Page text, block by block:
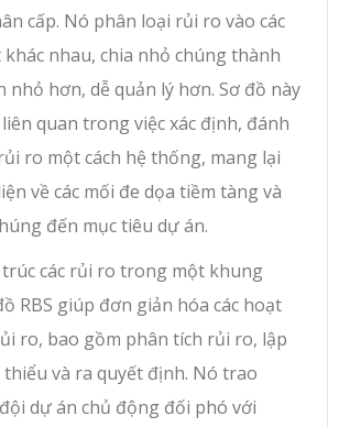
cấp. Nó phân loại rủi ro vào các
nhau, chia nhỏ chúng thành
nhỏ hơn, dễ quản lý hơn. Sơ đồ này
quan trong việc xác định, đánh
ro một cách hệ thống, mang lại
về các mối đe dọa tiềm tàng và
đến mục tiêu dự án.
trúc các rủi ro trong một khung
RBS giúp đơn giản hóa các hoạt
ro, bao gồm phân tích rủi ro, lập
thiểu và ra quyết định. Nó trao
dự án chủ động đối phó với